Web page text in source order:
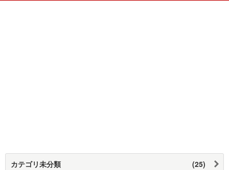
カテゴリ未分類 (25)